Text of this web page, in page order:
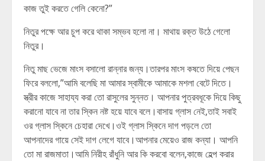
কাজ তুই করতে গেলি কেনো?”
নিতুর পক্ষে আর চুপ করে থাকা সম্ভব হলো না। মাথায় রক্ত উঠে গেলো
নিতুর।
নিতু মাছ ভেজে মাংস বসালো রান্নার জন্য।তারপর মাংস কষতে দিয়ে পেছন
ফিরে বললো,”আমি বলেছি মা আমার স্বামীকে আমাকে মশলা বেটে দিতে।
স্ত্রীর কাজে সাহায্য করা তো রাসুলের সুন্নত। আপনার পুত্রবধূকে দিয়ে কিছু
করানো যাবে না তার স্কিন নষ্ট হয়ে যাবে বলে।বাসায় গ্লাস নেই,তাই সবাই
ওর গ্লাস স্কিনে চেহারা দেখে।ওই গ্লাস স্কিনে দাগ পড়লে তো
আপনাদের গায়ে সেই দাগ লেগে যাবে।আপনার মেয়েও রাজ কন্যা। আপনি
তো মা রাজমাতা।আমি নিরীহ রাঁধুনি আর কি করবো বলেন,কাজে হেল্প করার